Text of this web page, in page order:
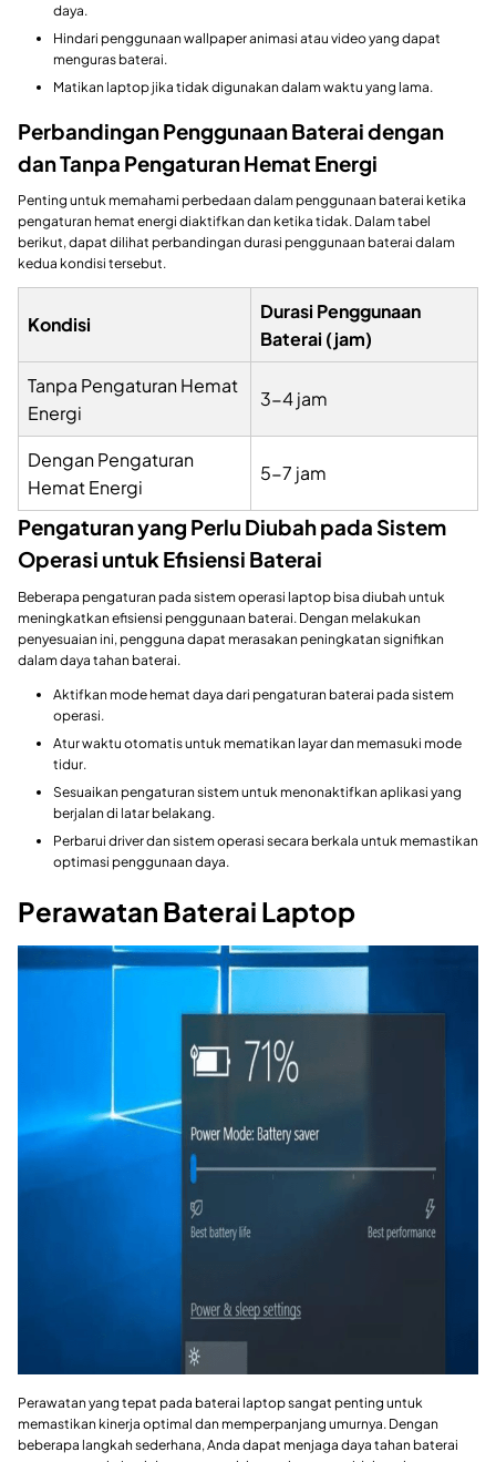
daya.
Hindari penggunaan wallpaper animasi atau video yang dapat
menguras baterai.
Matikan laptop jika tidak digunakan dalam waktu yang lama.
Perbandingan Penggunaan Baterai dengan
dan Tanpa Pengaturan Hemat Energi
Penting untuk memahami perbedaan dalam penggunaan baterai ketika
pengaturan hemat energi diaktifkan dan ketika tidak. Dalam tabel
berikut, dapat dilihat perbandingan durasi penggunaan baterai dalam
kedua kondisi tersebut.
Kondisi
Durasi Penggunaan
Baterai (jam)
Tanpa Pengaturan Hemat
Energi
3-4 jam
Dengan Pengaturan
Hemat Energi
5-7 jam
Pengaturan yang Perlu Diubah pada Sistem
Operasi untuk Efisiensi Baterai
Beberapa pengaturan pada sistem operasi laptop bisa diubah untuk
meningkatkan efisiensi penggunaan baterai. Dengan melakukan
penyesuaian ini, pengguna dapat merasakan peningkatan signifikan
dalam daya tahan baterai.
Aktifkan mode hemat daya dari pengaturan baterai pada sistem
operasi.
Atur waktu otomatis untuk mematikan layar dan memasuki mode
tidur.
Sesuaikan pengaturan sistem untuk menonaktifkan aplikasi yang
berjalan di latar belakang.
Perbarui driver dan sistem operasi secara berkala untuk memastikan
optimasi penggunaan daya.
Perawatan Baterai Laptop
Perawatan yang tepat pada baterai laptop sangat penting untuk
memastikan kinerja optimal dan memperpanjang umurnya. Dengan
beberapa langkah sederhana, Anda dapat menjaga daya tahan baterai